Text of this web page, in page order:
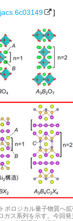
]
ロジカル量子物質へ
ス系列を示す。今回